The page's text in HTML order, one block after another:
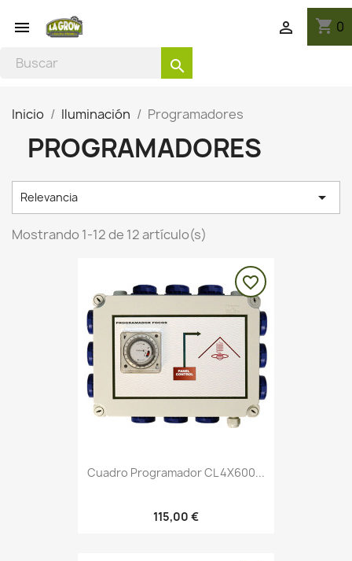
 shopping_cart 0

search
Inicio Iluminación Programadores
PROGRAMADORES
Relevancia 
Mostrando 1-12 de 12 artículo(s)
Cuadro Programador CL 4X600...
115,00 €
favorite_border